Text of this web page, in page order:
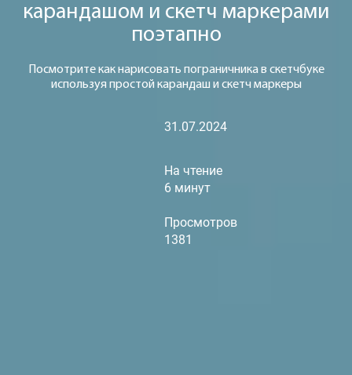
карандашом и скетч маркерами
поэтапно
Посмотрите как нарисовать пограничника в скетчбуке
используя простой карандаш и скетч маркеры
31.07.2024
На чтение
6 минут
Просмотров
1381